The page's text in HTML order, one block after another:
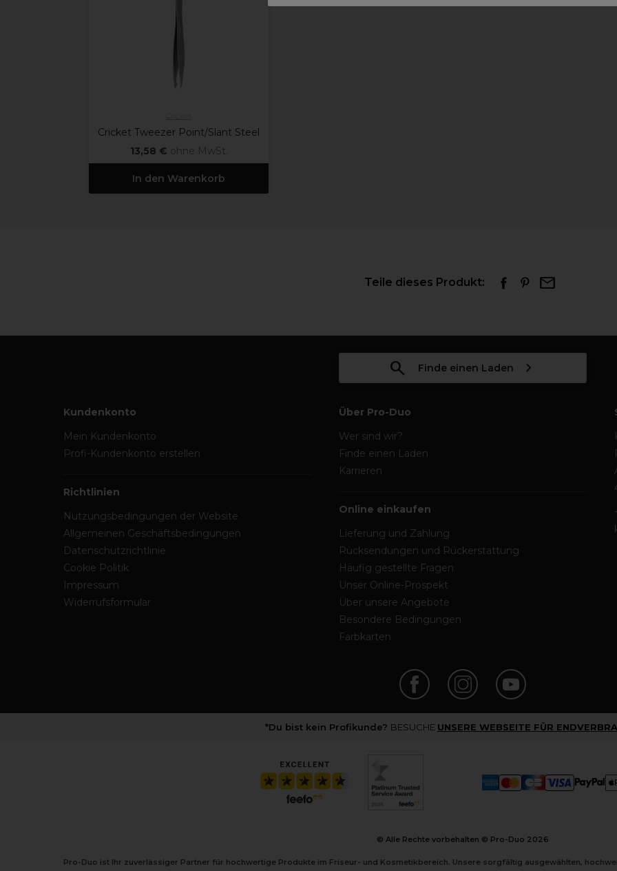
Cricket Tweezer Point/Slant Steel
13,58 € ohne MwSt.
In den Warenkorb
Teile dieses Produkt:
Finde einen Laden
Kundenkonto
Mein Kundenkonto
Profi-Kundenkonto erstellen
Richtlinien
Nutzungsbedingungen der Website
Allgemeinen Geschäftsbedingungen
Datenschutzrichtlinie
Cookie Politik
Impressum
Widerrufsformular
Über Pro-Duo
Wer sind wir?
Finde einen Laden
Karrieren
Online einkaufen
Lieferung und Zahlung
Rücksendungen und Rückerstattung
Häufig gestellte Fragen
Unser Online-Prospekt
Über unsere Angebote
Besondere Bedingungen
Farbkarten
*Du bist kein Profikunde? BESUCHE UNSERE WEBSEITE FÜR
© Alle Rechte vorbehalten © Pro-Duo 2026
Pro-Duo ist Ihr zuverlässiger Partner für hochwertige Produkte im Friseur- und Kosmetikbereich. Unsere sorgfältig ausgewählten,